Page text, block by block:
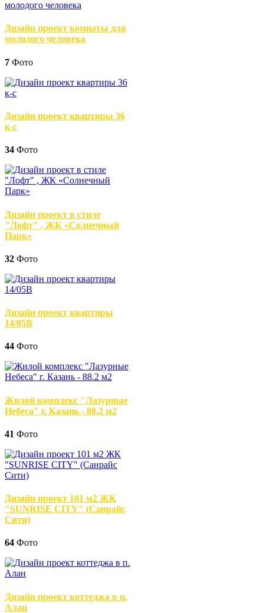
Дизайн проект комнаты для
молодого человека
7 Фото
Дизайн проект квартиры 36
к-с
34 Фото
Дизайн проект в стиле
"Лофт" , ЖК «Солнечный
Парк»
32 Фото
Дизайн проект квартиры
14/05В
44 Фото
Жилой комплекс "Лазурные
Небеса" г. Казань - 88.2 м2
41 Фото
Дизайн проект 101 м2 ЖК
"SUNRISE CITY" (Санрайс
Сити)
64 Фото
Дизайн проект коттеджа в п.
Алан